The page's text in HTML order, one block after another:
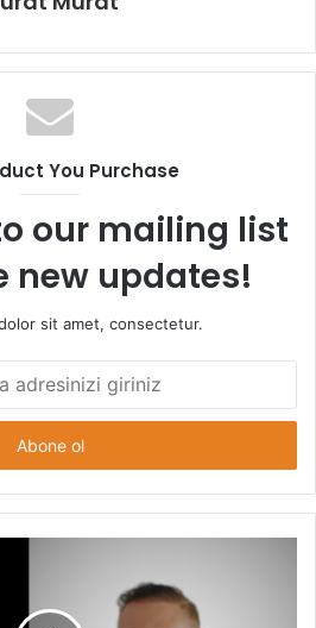
You Purchase
our mailing list
new updates!
sit amet, consectetur.